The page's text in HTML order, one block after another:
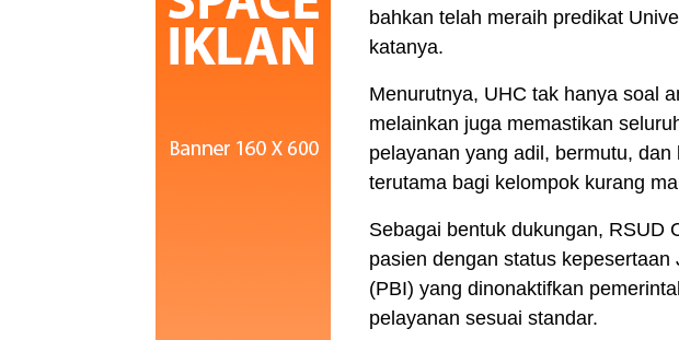
bahkan telah meraih predikat
katanya.
Menurutnya, UHC tak hanya soal
melainkan juga memastikan
pelayanan yang adil, bermutu,
terutama bagi kelompok kurang
Sebagai bentuk dukungan, RSUD
pasien dengan status
(PBI) yang dinonaktifkan
pelayanan sesuai standar.